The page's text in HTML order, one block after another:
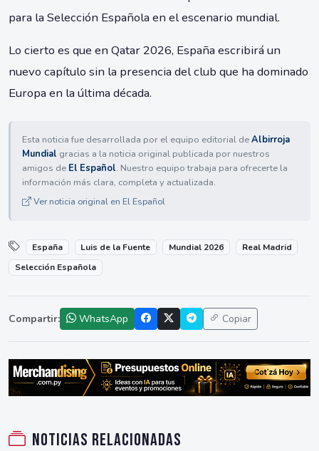
para la Selección Española en el escenario mundial.
Lo cierto es que en Qatar 2026, España escribirá un
nuevo capítulo sin la presencia del club que ha dominado
Europa en la última década.
Esta noticia fue desarrollada por el equipo editorial deAlbirroja
Mundial gracias a la noticia original publicada por nuestros
amigos de El Español. Nuestro equipo trabaja para ofrecerte la
información más clara, completa y actualizada.
Ver noticia original en El Español
España Luis de la Fuente Mundial 2026
Real Madrid
Selección Española
Compartir: WhatsApp Copiar
Noticias relacionadas